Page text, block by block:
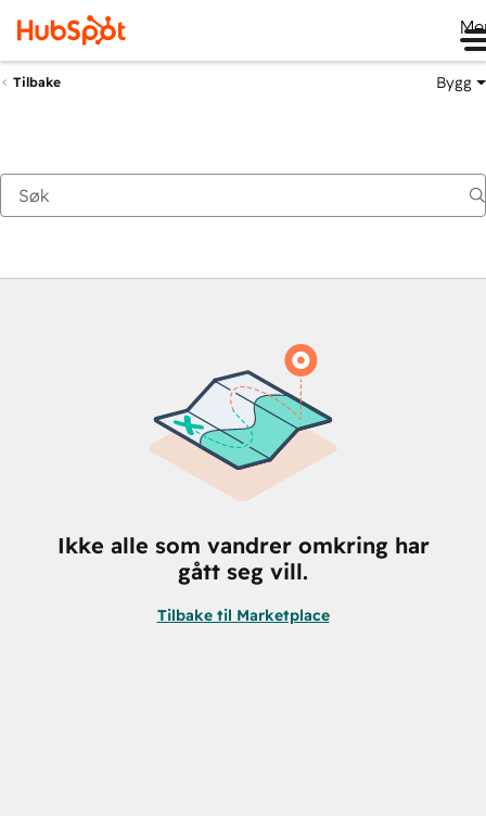
Tilbake Bygg
Ikke alle som vandrer omkring har
gått seg vill.
Tilbake til Marketplace